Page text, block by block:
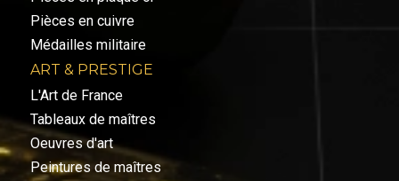
Pièces en cuivre
Médailles militaire
ART & PRESTIGE
L'Art de France
Tableaux de maîtres
Oeuvres d'art
Peintures de maîtres